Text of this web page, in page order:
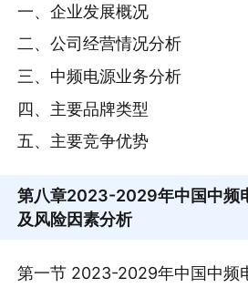
一、企业发展概况
二、公司经营情况分析
三、中频电源业务分析
四、主要品牌类型
五、主要竞争优势
第八章2023-2029年中国中频
及风险因素分析
第一节 2023-2029年中国中频